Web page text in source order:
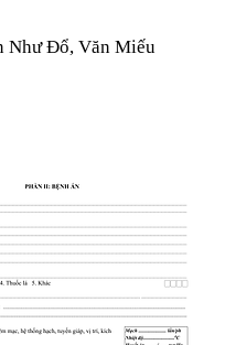
Như Đổ, Văn Miếu